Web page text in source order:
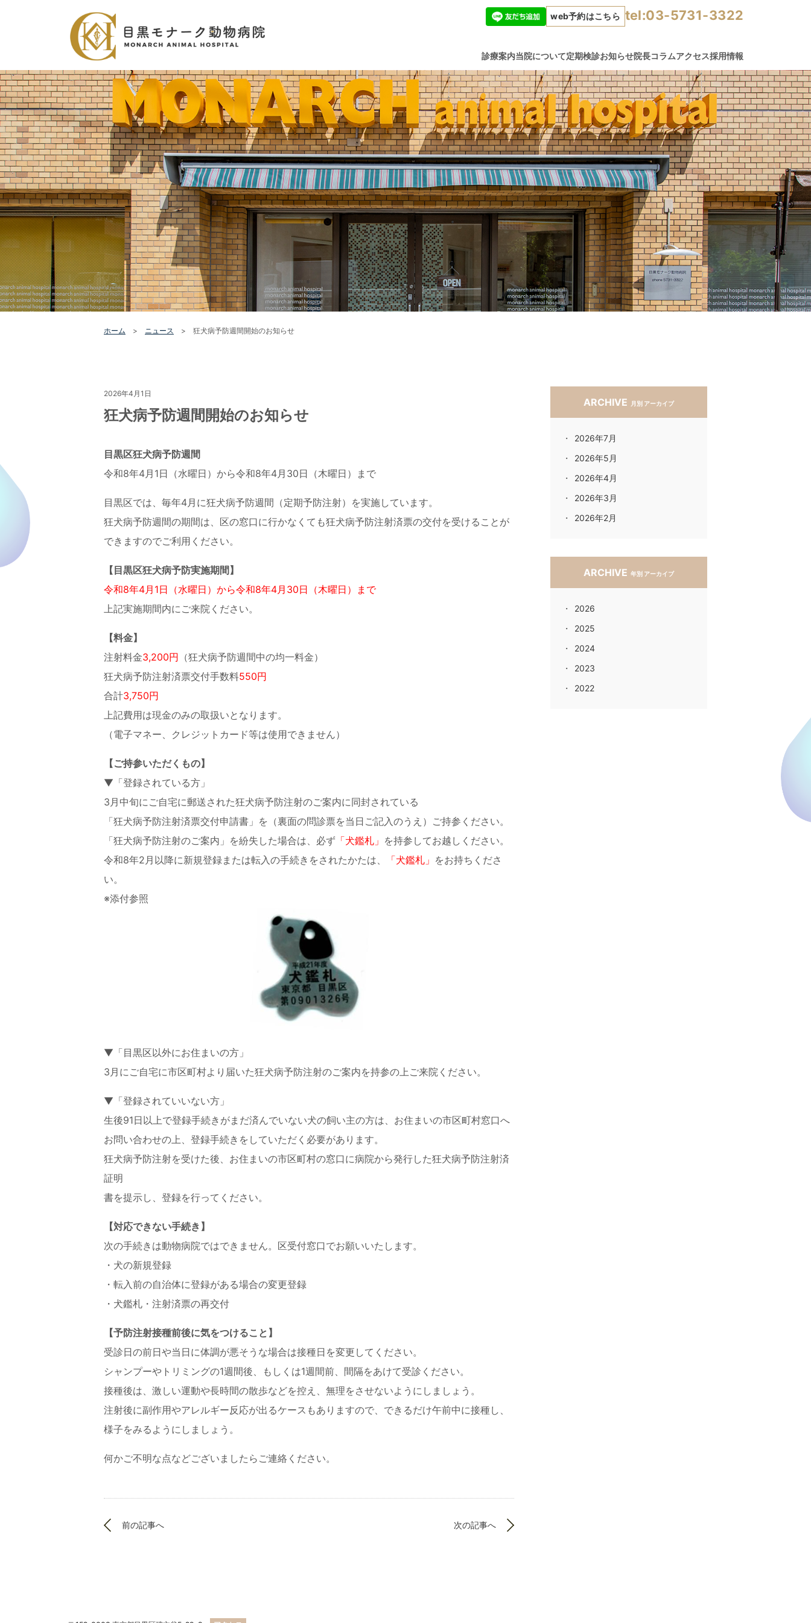
web予約はこちら tel:03-5731-3322
診療案内当院について定期検診お知らせ院長コラムアクセス採用情報
ホーム > ニュース > 狂犬病予防週間開始のお知らせ
2026年4月1日
狂犬病予防週間開始のお知らせ
目黒区狂犬病予防週間
令和8年4月1日（水曜日）から令和8年4月30日（木曜日）まで
目黒区では、毎年4月に狂犬病予防週間（定期予防注射）を実施しています。
狂犬病予防週間の期間は、区の窓口に行かなくても狂犬病予防注射済票の交付を受けることが
できますのでご利用ください。
【目黒区狂犬病予防実施期間】
令和8年4月1日（水曜日）から令和8年4月30日（木曜日）まで
上記実施期間内にご来院ください。
【料金】
注射料金3,200円 （狂犬病予防週間中の均一料金）
狂犬病予防注射済票交付手数料550円
合計3,750円
上記費用は現金のみの取扱いとなります。
（電子マネー、クレジットカード等は使用できません）
【ご持参いただくもの】
▼「登録されている方」
3月中旬にご自宅に郵送された狂犬病予防注射のご案内に同封されている
「狂犬病予防注射済票交付申請書」を（裏面の問診票を当日ご記入のうえ）ご持参ください。
「狂犬病予防注射のご案内」を紛失した場合は、必ず 「犬鑑札」 を持参してお越しください。
令和8年2月以降に新規登録または転入の手続きをされたかたは、
「犬鑑札」 をお持ちくださ
い。
※添付参照
▼「目黒区以外にお住まいの方」
3月にご自宅に市区町村より届いた狂犬病予防注射のご案内を持参の上ご来院ください。
▼「登録されていいない方」
生後91日以上で登録手続きがまだ済んでいない犬の飼い主の方は、お住まいの市区町村窓口へ
お問い合わせの上、登録手続きをしていただく必要があります。
狂犬病予防注射を受けた後、お住まいの市区町村の窓口に病院から発行した狂犬病予防注射済
証明
書を提示し、登録を行ってください。
【対応できない手続き】
次の手続きは動物病院ではできません。区受付窓口でお願いいたします。
・犬の新規登録
・転入前の自治体に登録がある場合の変更登録
・犬鑑札・注射済票の再交付
【予防注射接種前後に気をつけること】
受診日の前日や当日に体調が悪そうな場合は接種日を変更してください。
シャンプーやトリミングの1週間後、もしくは1週間前、間隔をあけて受診ください。
接種後は、激しい運動や長時間の散歩などを控え、無理をさせないようにしましょう。
注射後に副作用やアレルギー反応が出るケースもありますので、できるだけ午前中に接種し、
様子をみるようにしましょう。
何かご不明な点などございましたらご連絡ください。
前の記事へ 次の記事へ
ARCHIVE 月別 アーカイブ
2026年7月
2026年5月
2026年4月
2026年3月
2026年2月
ARCHIVE 年別 アーカイブ
2026
2025
2024
2023
2022